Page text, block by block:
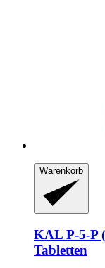
Warenkorb
KAL P-​5-​P
Tabletten